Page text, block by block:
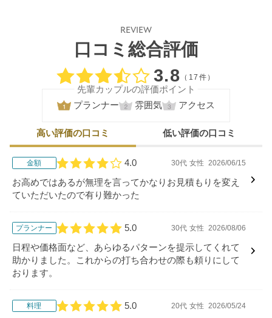
REVIEW
口コミ総合評価
口コミ評価
3.8 （17件）
先輩カップルの評価ポイント
プランナー
雰囲気 アクセス
高い評価の口コミ 低い評価の口コミ
金額
口コミ評価
4.0 30代 女性 2026/06/15
お高めではあるが無理を言ってかなりお見積もりを変え
ていただいたので有り難かった
プランナー
口コミ評価
5.0 30代 女性 2026/08/06
日程や価格面など、あらゆるパターンを提示してくれて
助かりました。これからの打ち合わせの際も頼りにして
おります。
料理
口コミ評価
5.0 20代 女性 2026/05/24